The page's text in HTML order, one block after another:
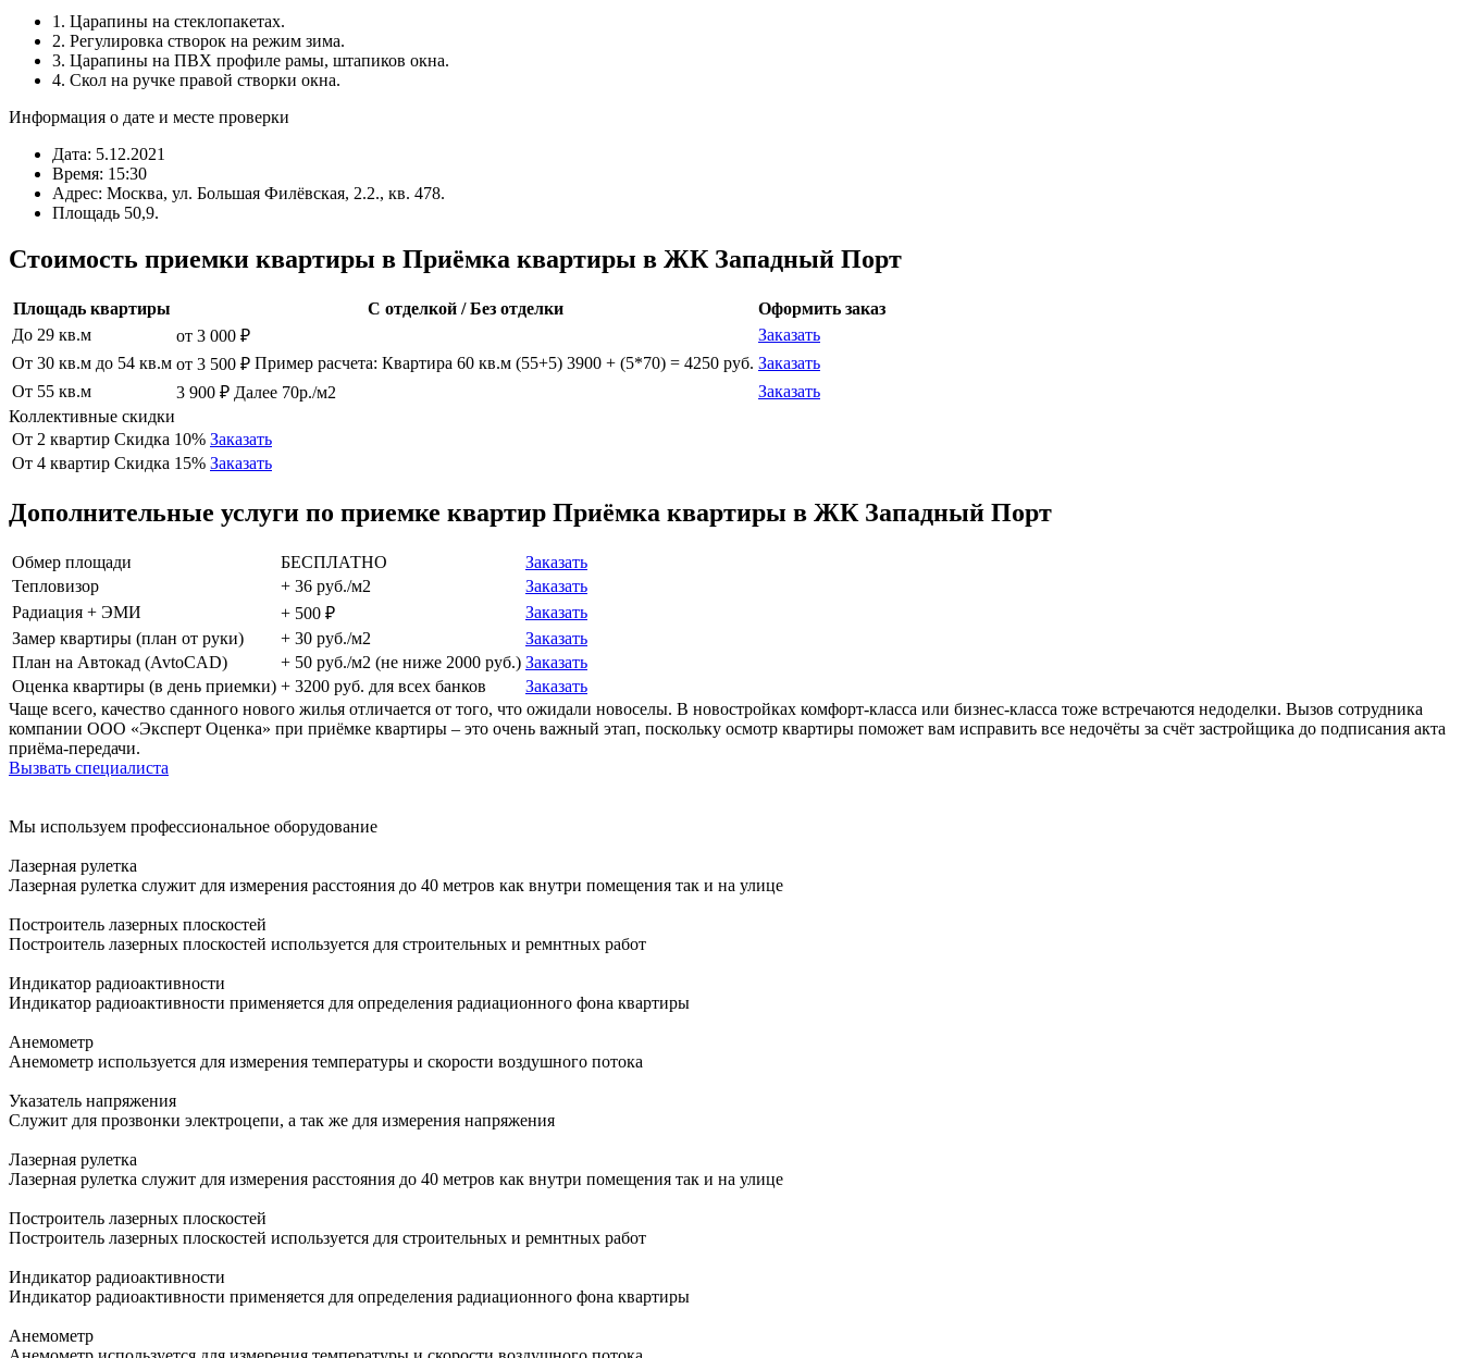
1. Царапины на стеклопакетах.
2. Регулировка створок на режим зима.
3. Царапины на ПВХ профиле рамы, штапиков окна.
4. Скол на ручке правой створки окна.
Информация о дате и месте проверки
Дата: 5.12.2021
Время: 15:30
Адрес: Москва, ул. Большая Филёвская, 2.2., кв. 478.
Площадь 50,9.
Стоимость приемки квартиры в Приёмка квартиры в ЖК Западный Порт
Площадь квартиры С отделкой / Без отделки
Оформить заказ
До 29 кв.м
от 3 000 ₽
Заказать
От 30 кв.м до 54 кв.м от 3 500 ₽ Пример расчета: Квартира 60 кв.м (55+5) 3900 + (5*70) = 4250 руб. Заказать
От 55 кв.м
3 900 ₽ Далее 70р./м2
Заказать
Коллективные скидки
От 2 квартир Скидка 10% Заказать
От 4 квартир Скидка 15% Заказать
Дополнительные услуги по приемке квартир Приёмка квартиры в ЖК Западный Порт
Обмер площади БЕСПЛАТНО
Заказать
Тепловизор
+ 36 руб./м2
Заказать
Радиация + ЭМИ
+ 500 ₽
Заказать
Замер квартиры (план от руки)
+ 30 руб./м2
Заказать
План на Автокад (AvtoCAD)
+ 50 руб./м2 (не ниже 2000 руб.) Заказать
Оценка квартиры (в день приемки) + 3200 руб. для всех банков
Заказать
Чаще всего, качество сданного нового жилья отличается от того, что ожидали новоселы. В новостройках комфорт-класса или бизнес-класса тоже встречаются недоделки. Вызов сотрудника
компании ООО «Эксперт Оценка» при приёмке квартиры – это очень важный этап, поскольку осмотр квартиры поможет вам исправить все недочёты за счёт застройщика до подписания акта
приёма-передачи.
Вызвать специалиста
Мы используем профессиональное оборудование
Лазерная рулетка
Лазерная рулетка служит для измерения расстояния до 40 метров как внутри помещения так и на улице
Построитель лазерных плоскостей
Построитель лазерных плоскостей используется для строительных и ремнтных работ
Индикатор радиоактивности
Индикатор радиоактивности применяется для определения радиационного фона квартиры
Анемометр
Анемометр используется для измерения температуры и скорости воздушного потока
Указатель напряжения
Служит для прозвонки электроцепи, а так же для измерения напряжения
Лазерная рулетка
Лазерная рулетка служит для измерения расстояния до 40 метров как внутри помещения так и на улице
Построитель лазерных плоскостей
Построитель лазерных плоскостей используется для строительных и ремнтных работ
Индикатор радиоактивности
Индикатор радиоактивности применяется для определения радиационного фона квартиры
Анемометр